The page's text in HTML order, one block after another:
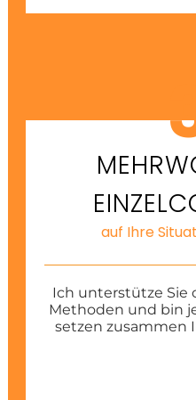
auf Ihre
Ich unterstütze Sie
Methoden und bin
setzen zusammen